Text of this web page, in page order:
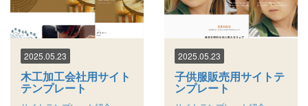
木工加工会社用サイト
テンプレート
2025.05.23
子供服販売用サイトテ
ンプレート
2025.05.23